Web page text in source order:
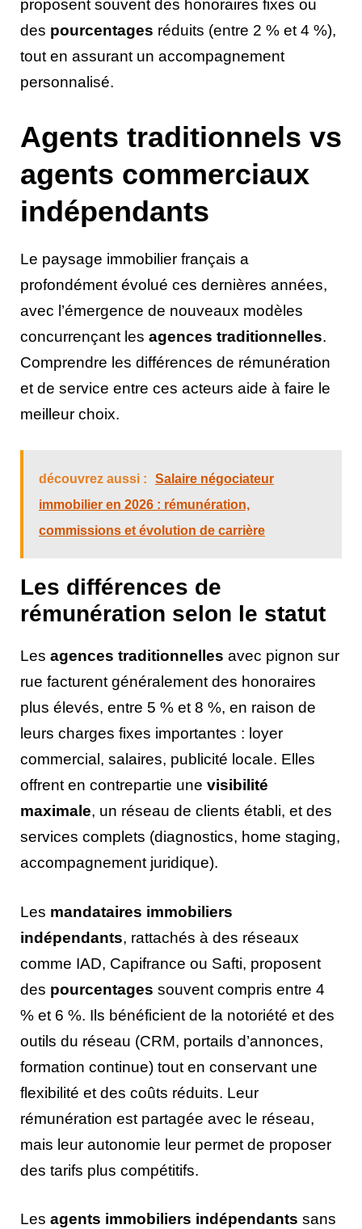
proposent souvent des honoraires fixes ou
des pourcentages réduits (entre 2 % et 4 %),
tout en assurant un accompagnement
personnalisé.
Agents traditionnels vs
agents commerciaux
indépendants
Le paysage immobilier français a
profondément évolué ces dernières années,
avec l’émergence de nouveaux modèles
concurrençant les agences traditionnelles.
Comprendre les différences de rémunération
et de service entre ces acteurs aide à faire le
meilleur choix.
découvrez aussi :
Salaire négociateur
immobilier en 2026 : rémunération,
commissions et évolution de carrière
Les différences de
rémunération selon le statut
Les agences traditionnelles avec pignon sur
rue facturent généralement des honoraires
plus élevés, entre 5 % et 8 %, en raison de
leurs charges fixes importantes : loyer
commercial, salaires, publicité locale. Elles
offrent en contrepartie une visibilité
maximale, un réseau de clients établi, et des
services complets (diagnostics, home staging,
accompagnement juridique).
Les mandataires immobiliers
indépendants, rattachés à des réseaux
comme IAD, Capifrance ou Safti, proposent
des pourcentages souvent compris entre 4
% et 6 %. Ils bénéficient de la notoriété et des
outils du réseau (CRM, portails d’annonces,
formation continue) tout en conservant une
flexibilité et des coûts réduits. Leur
rémunération est partagée avec le réseau,
mais leur autonomie leur permet de proposer
des tarifs plus compétitifs.
Les agents immobiliers indépendants sans